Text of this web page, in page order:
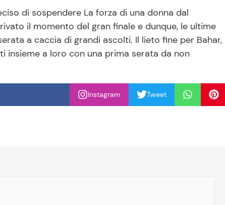
di sospendere La forza di una donna dal
il momento del gran finale e dunque, le ultime
a caccia di grandi ascolti. Il lieto fine per Bahar,
insieme a loro con una prima serata da non
Instagram Tweet